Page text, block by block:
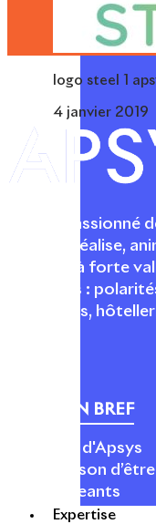
Expertise
logo steel 1
4 janvier 2019
Acteur passionné
conçoit, réalise,
urbaines à forte
fonctions :
logements,
APSYS EN BREF
À propos d'Apsys
Notre raison d’être
Nos dirigeants
Finance